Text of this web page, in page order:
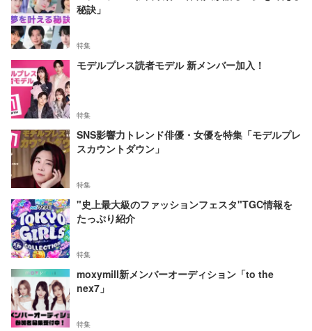
秘訣」
特集
モデルプレス読者モデル 新メンバー加入！
特集
SNS影響力トレンド俳優・女優を特集「モデルプレ
スカウントダウン」
特集
"史上最大級のファッションフェスタ"TGC情報を
たっぷり紹介
特集
moxymill新メンバーオーディション「to the
nex7」
特集